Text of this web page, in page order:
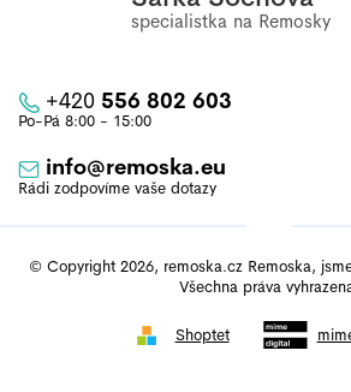
info@remoska.eu
+420 556 802 603
Shoptet
© Copyright 2026, remoska.cz Remoska,
Všechna práva